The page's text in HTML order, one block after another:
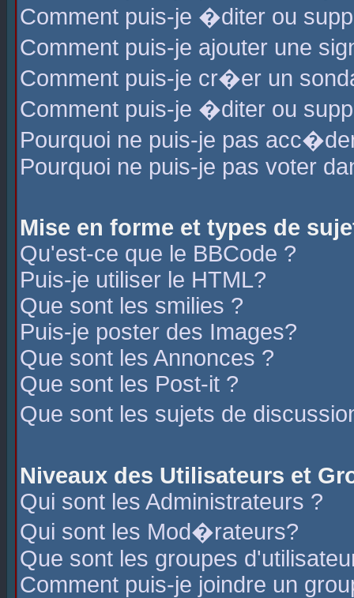
Comment puis-je �diter ou
Comment puis-je ajouter une
Comment puis-je cr�er un
Comment puis-je �diter ou
Pourquoi ne puis-je pas
Pourquoi ne puis-je pas voter
Mise en forme et types de
Qu'est-ce que le BBCode ?
Puis-je utiliser le HTML?
Que sont les smilies ?
Puis-je poster des Images?
Que sont les Annonces ?
Que sont les Post-it ?
Que sont les sujets de
Niveaux des Utilisateurs et
Qui sont les Administrateurs ?
Qui sont les Mod�rateurs?
Que sont les groupes
Comment puis-je joindre un